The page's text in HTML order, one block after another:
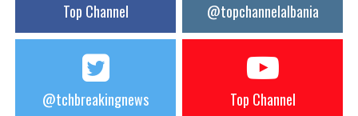
Top Channel @topchannelalbania
@tchbreakingnews Top Channel